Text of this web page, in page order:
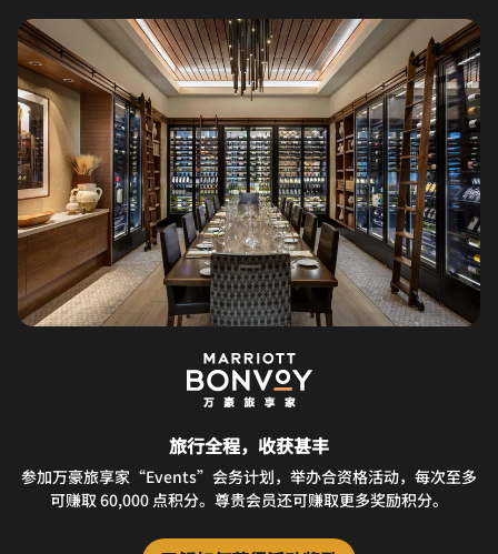
旅行全程，收获甚丰
参加万豪旅享家“Events”会务计划，举办合资格活动，每次至多
可赚取 60,000 点积分。尊贵会员还可赚取更多奖励积分。